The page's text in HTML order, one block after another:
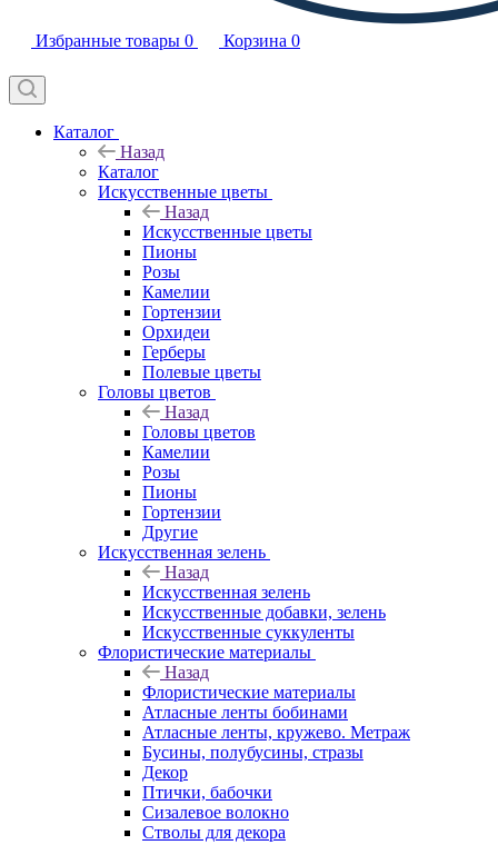
Избранные товары 0 Корзина 0
Каталог
Назад
Каталог
Искусственные цветы
Назад
Искусственные цветы
Пионы
Розы
Камелии
Гортензии
Орхидеи
Герберы
Полевые цветы
Головы цветов
Назад
Головы цветов
Камелии
Розы
Пионы
Гортензии
Другие
Искусственная зелень
Назад
Искусственная зелень
Искусственные добавки, зелень
Искусственные суккуленты
Флористические материалы
Назад
Флористические материалы
Атласные ленты бобинами
Атласные ленты, кружево. Метраж
Бусины, полубусины, стразы
Декор
Птички, бабочки
Сизалевое волокно
Стволы для декора